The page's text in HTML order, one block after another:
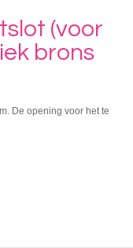
(voor
brons
De opening voor het te